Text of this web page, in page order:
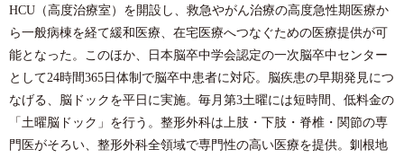
HCU（高度治療室）を開設し、救急やがん治療の高度急性期医療か
ら一般病棟を経て緩和医療、在宅医療へつなぐための医療提供が可
能となった。このほか、日本脳卒中学会認定の一次脳卒中センター
として24時間365日体制で脳卒中患者に対応。脳疾患の早期発見につ
なげる、脳ドックを平日に実施。毎月第3土曜には短時間、低料金の
「土曜脳ドック」を行う。整形外科は上肢・下肢・脊椎・関節の専
門医がそろい、整形外科全領域で専門性の高い医療を提供。釧根地